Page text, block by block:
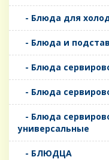
- Блюда для
- Блюда и
- Блюда
- Блюда
- Блюда
универсальные
- БЛЮДЦА